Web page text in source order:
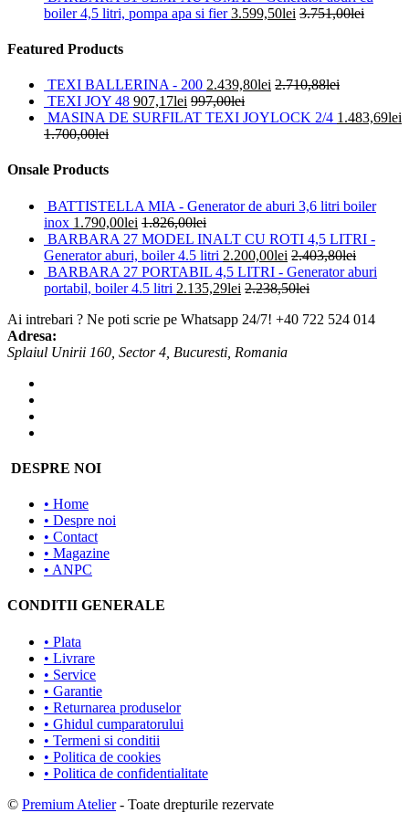
boiler 4,5 litri, pompa apa si fier 3.599,50lei 3.751,00lei
Featured Products
TEXI BALLERINA - 200 2.439,80lei 2.710,88lei
TEXI JOY 48 907,17lei 997,00lei
MASINA DE SURFILAT TEXI JOYLOCK 2/4 1.483,69lei
1.700,00lei
Onsale Products
BATTISTELLA MIA - Generator de aburi 3,6 litri boiler
inox 1.790,00lei 1.826,00lei
BARBARA 27 MODEL INALT CU ROTI 4,5 LITRI -
Generator aburi, boiler 4.5 litri 2.200,00lei 2.403,80lei
BARBARA 27 PORTABIL 4,5 LITRI - Generator aburi
portabil, boiler 4.5 litri 2.135,29lei 2.238,50lei
Ai intrebari ? Ne poti scrie pe Whatsapp 24/7! +40 722 524 014
Adresa:
Splaiul Unirii 160, Sector 4, Bucuresti, Romania
DESPRE NOI
• Home
• Despre noi
• Contact
• Magazine
• ANPC
CONDITII GENERALE
• Plata
• Livrare
• Service
• Garantie
• Returnarea produselor
• Ghidul cumparatorului
• Termeni si conditii
• Politica de cookies
• Politica de confidentialitate
© Premium Atelier- Toate drepturile rezervate